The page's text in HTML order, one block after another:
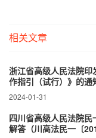
相关文章
浙江省高级人民法院
作指引（试行）》的通
2024-01-31
四川省高级人民法院
解答（川高法民一〔